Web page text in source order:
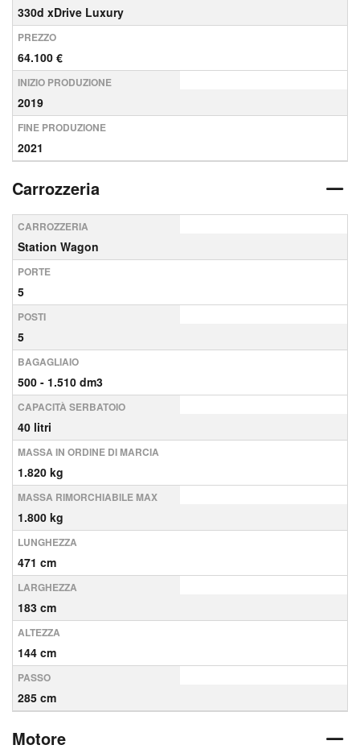
330d xDrive Luxury
PREZZO
64.100 €
INIZIO PRODUZIONE
2019
FINE PRODUZIONE
2021
Carrozzeria
CARROZZERIA
Station Wagon
PORTE
5
POSTI
5
BAGAGLIAIO
500 - 1.510 dm3
CAPACITÀ SERBATOIO
40 litri
MASSA IN ORDINE DI MARCIA
1.820 kg
MASSA RIMORCHIABILE MAX
1.800 kg
LUNGHEZZA
471 cm
LARGHEZZA
183 cm
ALTEZZA
144 cm
PASSO
285 cm
Motore